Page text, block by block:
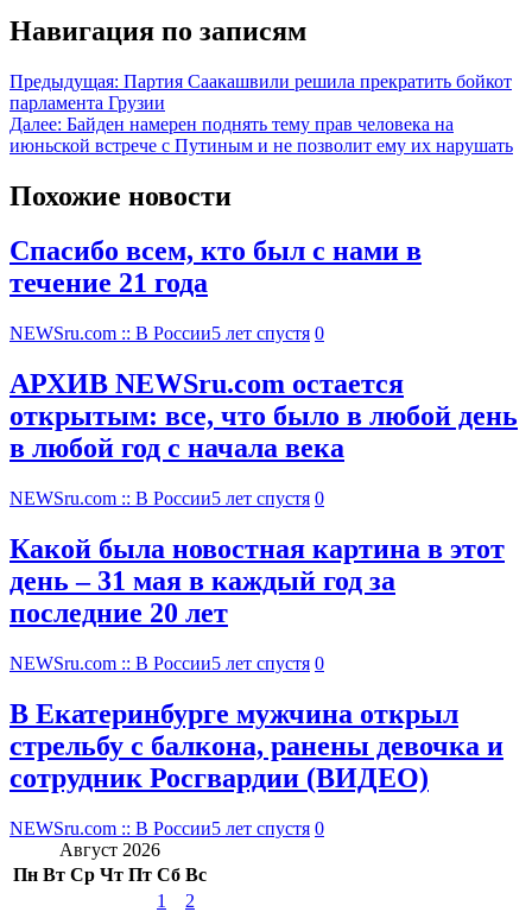
Навигация по записям
Предыдущая: Партия Саакашвили решила прекратить бойкот
парламента Грузии
Далее: Байден намерен поднять тему прав человека на
июньской встрече с Путиным и не позволит ему их нарушать
Похожие новости
Спасибо всем, кто был с нами в
течение 21 года
NEWSru.com :: В России5 лет спустя 0
АРХИВ NEWSru.com остается
открытым: все, что было в любой день
в любой год с начала века
NEWSru.com :: В России5 лет спустя 0
Какой была новостная картина в этот
день – 31 мая в каждый год за
последние 20 лет
NEWSru.com :: В России5 лет спустя 0
В Екатеринбурге мужчина открыл
стрельбу с балкона, ранены девочка и
сотрудник Росгвардии (ВИДЕО)
NEWSru.com :: В России5 лет спустя 0
Август 2026
Пн Вт Ср Чт Пт Сб Вс
1
2